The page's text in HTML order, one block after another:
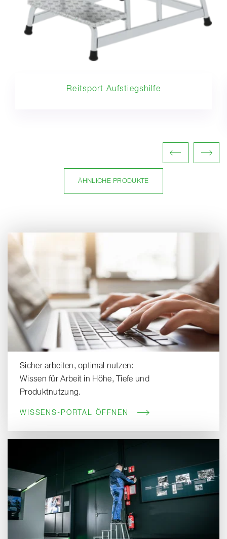
Reitsport Aufstiegshilfe
ÄHNLICHE PRODUKTE
Sicher arbeiten, optimal nutzen:
Wissen für Arbeit in Höhe, Tiefe und
Produktnutzung.
WISSENS-PORTAL ÖFFNEN